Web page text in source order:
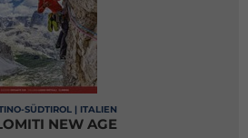
SÜDTIROL | ITALIEN
NEW AGE